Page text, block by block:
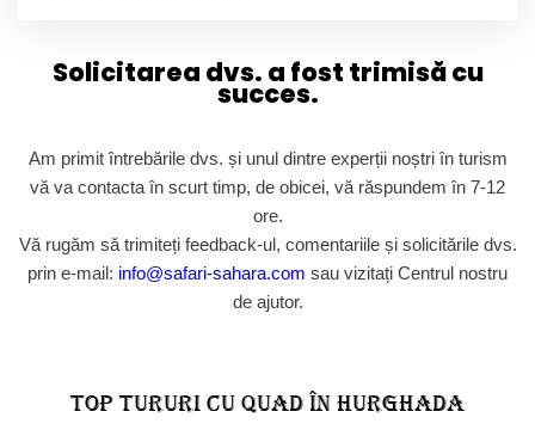
Solicitarea dvs. a fost trimisă cu
succes.
Am primit întrebările dvs. și unul dintre experții noștri în turism
vă va contacta în scurt timp, de obicei, vă răspundem în 7-12
ore.
Vă rugăm să trimiteți feedback-ul, comentariile și solicitările dvs.
prin e-mail: info@safari-sahara.com sau vizitați Centrul nostru
de ajutor.
Top tururi cu quad în Hurghada